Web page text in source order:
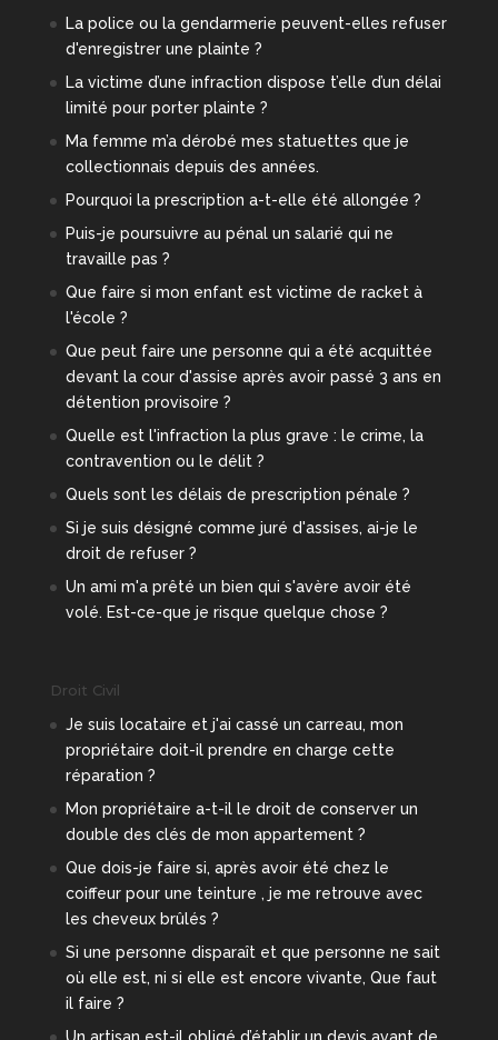
La police ou la gendarmerie peuvent-elles refuser
d'enregistrer une plainte ?
La victime d’une infraction dispose t’elle d’un délai
limité pour porter plainte ?
Ma femme m’a dérobé mes statuettes que je
collectionnais depuis des années.
Pourquoi la prescription a-t-elle été allongée ?
Puis-je poursuivre au pénal un salarié qui ne
travaille pas ?
Que faire si mon enfant est victime de racket à
l'école ?
Que peut faire une personne qui a été acquittée
devant la cour d'assise après avoir passé 3 ans en
détention provisoire ?
Quelle est l'infraction la plus grave : le crime, la
contravention ou le délit ?
Quels sont les délais de prescription pénale ?
Si je suis désigné comme juré d'assises, ai-je le
droit de refuser ?
Un ami m'a prêté un bien qui s'avère avoir été
volé. Est-ce-que je risque quelque chose ?
Droit Civil
Je suis locataire et j'ai cassé un carreau, mon
propriétaire doit-il prendre en charge cette
réparation ?
Mon propriétaire a-t-il le droit de conserver un
double des clés de mon appartement ?
Que dois-je faire si, après avoir été chez le
coiffeur pour une teinture , je me retrouve avec
les cheveux brûlés ?
Si une personne disparaît et que personne ne sait
où elle est, ni si elle est encore vivante, Que faut
il faire ?